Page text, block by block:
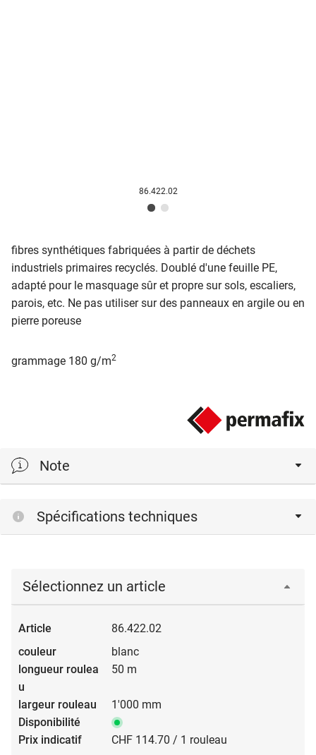
86.422.02
fibres synthétiques fabriquées à partir de déchets
industriels primaires recyclés. Doublé d'une feuille PE,
adapté pour le masquage sûr et propre sur sols, escaliers,
parois, etc. Ne pas utiliser sur des panneaux en argile ou en
pierre poreuse
grammage 180 g/m2
Note
- surfaces antidérapantes
- utilisables plusieurs fois
ou la penture
Spécifications techniques
Sélectionnez un article
86.422.02
blanc
50 m
1'000 mm
CHF 114.70 / 1 rouleau